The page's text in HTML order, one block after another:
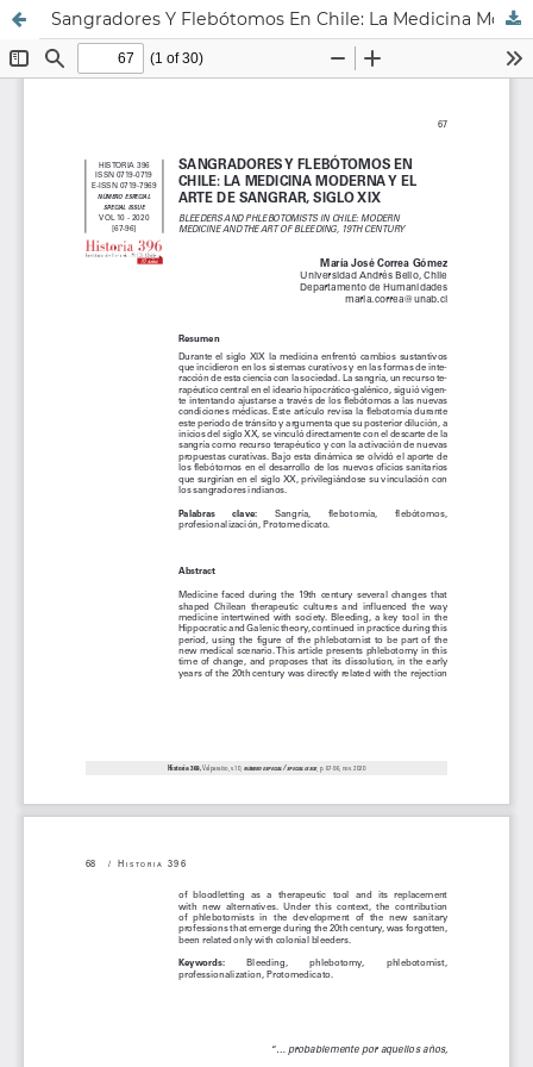
Sangradores Y Flebótomos En Chile: La Medicina Moderna Y El Arte De Sangrar, Siglo Xix